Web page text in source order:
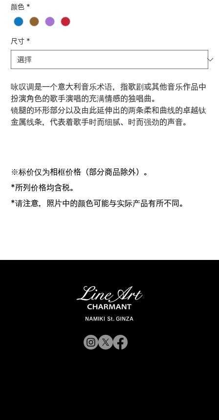
颜色 *
尺寸 *
咏叹调是一个意大利音乐术语，指歌剧或其他音乐作品中
扮演角色的歌手演唱的充满情感的独唱曲。
镜腿的环形部分以及由此延伸出的两条柔和曲线的卓越钛
金属线条，代表着歌手时而细腻、时而强劲的声音。
※标价仅为相框价格（部分商品除外）。
*所列价格均含税。
*请注意，照片中的颜色可能与实际产品有所不同。